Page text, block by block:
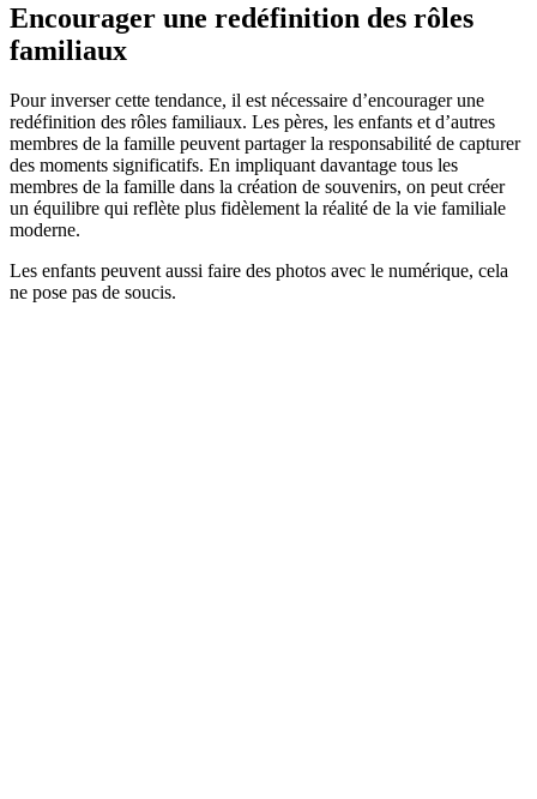
Encourager une redéfinition des rôles
familiaux
Pour inverser cette tendance, il est nécessaire d’encourager une
redéfinition des rôles familiaux. Les pères, les enfants et d’autres
membres de la famille peuvent partager la responsabilité de capturer
des moments significatifs. En impliquant davantage tous les
membres de la famille dans la création de souvenirs, on peut créer
un équilibre qui reflète plus fidèlement la réalité de la vie familiale
moderne.
Les enfants peuvent aussi faire des photos avec le numérique, cela
ne pose pas de soucis.